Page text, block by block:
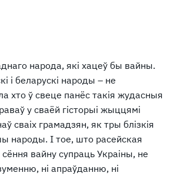
народа, які хацеў бы вайны.
і беларускі народы – не
хто ў свеце панёс такія жудасныя
у сваёй гісторыі жыццямі
сваіх грамадзян, як тры блізкія
народы. І тое, што расейская
вайну супраць Украіны, не
ні апраўданню, ні